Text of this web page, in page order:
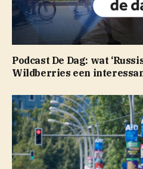
Podcast De Dag: wat
Wildberries een